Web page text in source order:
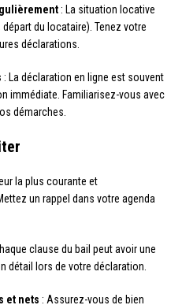
: La situation locative
du locataire). Tenez votre
déclarations.
: La déclaration en ligne est souvent
immédiate. Familiarisez-vous avec
démarches.
la plus courante et
un rappel dans votre agenda
clause du bail peut avoir une
détail lors de votre déclaration.
et nets : Assurez-vous de bien